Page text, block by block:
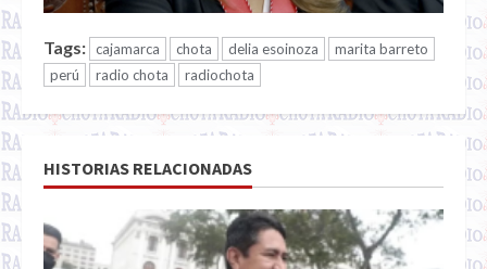
Tags: cajamarca chota delia esoinoza
marita barreto
perú
radio chota radiochota
HISTORIAS RELACIONADAS